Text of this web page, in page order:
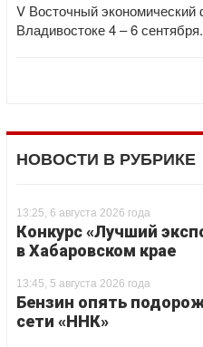
V Восточный
Владивостоке 4 – 6 сентября.
НОВОСТИ В РУБРИКЕ
13:25, 6 августа 2026 года
Конкурс «Лучший
в Хабаровском крае
13:45, 5 августа 2026 года
Бензин опять
сети «ННК»